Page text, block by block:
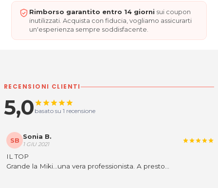
Rimborso garantito entro 14 giorni sui coupon
inutilizzati. Acquista con fiducia, vogliamo assicurarti
un'esperienza sempre soddisfacente.
RECENSIONI CLIENTI
5,0starstarstarstarstar
basato su 1 recensione
SB Sonia B.
1 GIU 2021
starstarstarstarstar
IL TOP
Grande la Miki...una vera professionista. A presto...